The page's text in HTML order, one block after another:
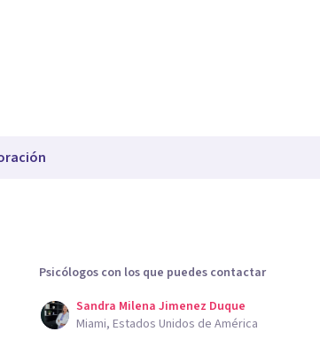
Psicólogos con los que puedes contactar
Sandra Milena Jimenez Duque
Miami, Estados Unidos de América